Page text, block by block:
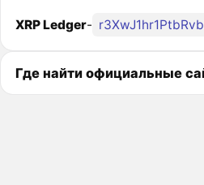
XRP Ledger-
Где найти официальные